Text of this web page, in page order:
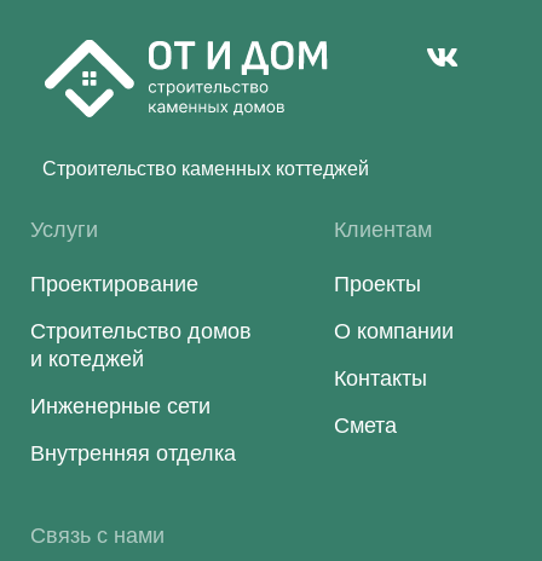
Строительство каменных коттеджей
Услуги
Проектирование
Строительство домов
и котеджей
Инженерные сети
Внутренняя отделка
Клиентам
Проекты
О компании
Контакты
Смета
Связь с нами